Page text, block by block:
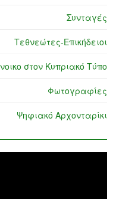
Συνταγές
Τεθνεώτες-Επικήδειοι
στον Κυπριακό Τύπο
Φωτογραφίες
Ψηφιακό Αρχονταρίκι